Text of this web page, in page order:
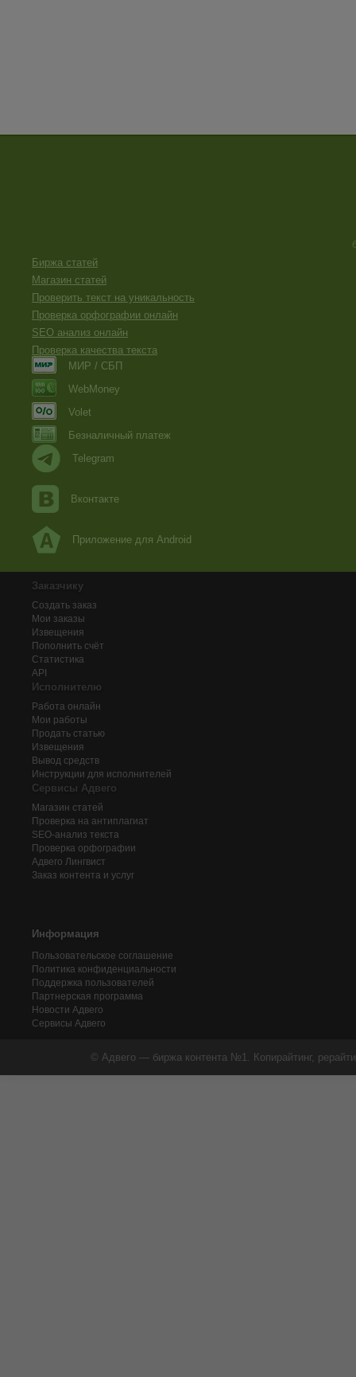
Биржа статей
Магазин статей
Проверить текст на уникальность
Проверка орфографии онлайн
SEO анализ онлайн
Проверка качества текста
МИР / СБП
WebMoney
Volet
Безналичный платеж
Telegram
Вконтакте
Приложение для Android
Заказчику
Создать заказ
Мои заказы
Извещения
Пополнить счёт
Статистика
API
Исполнителю
Работа онлайн
Мои работы
Продать статью
Извещения
Вывод средств
Инструкции для исполнителей
Сервисы Адвего
Магазин статей
Проверка на антиплагиат
SEO-анализ текста
Проверка орфографии
Адвего Лингвист
Заказ контента и услуг
Информация
Пользовательское соглашение
Политика конфиденциальности
Поддержка пользователей
Партнерская программа
Новости Адвего
Сервисы Адвего
© Адвего — биржа контента №1. Копирайтинг,